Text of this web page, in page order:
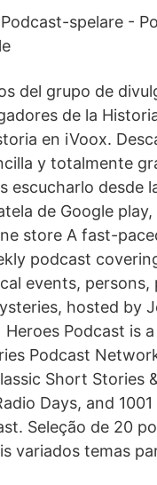
spelare -
del grupo de
de la
en iVoox.
y totalmente
escucharlo desde
de Google
store A fast-
podcast
events, persons,
hosted by
Heroes Podcast is
Podcast
Short Stories
Days, and
Seleção de 20
variados temas